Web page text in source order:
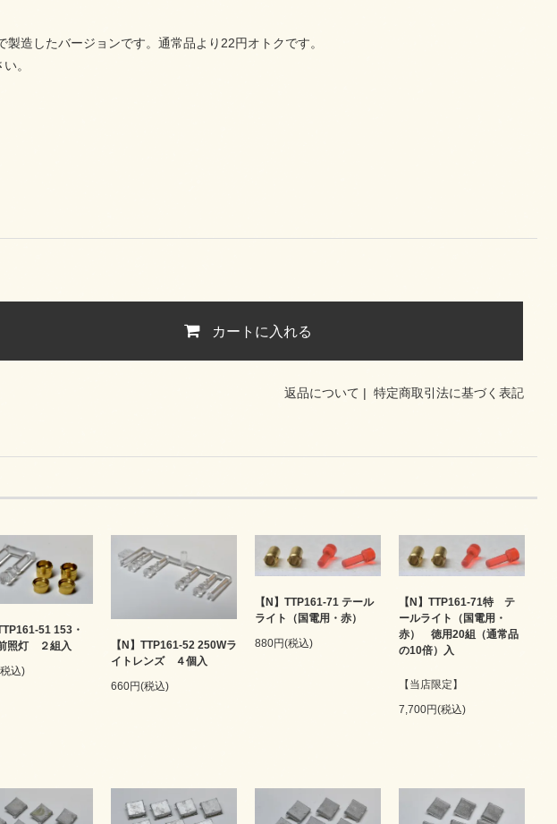
造したバージョンです。通常品より22円オトクです。
。
カートに入れる
返品について | 特定商取引法に基づく表記
51 153・
照灯 ２組入
込)
【N】TTP161-52 250Wラ
イトレンズ ４個入
660円(税込)
【N】TTP161-71 テール
ライト（国電用・赤）
880円(税込)
【N】TTP161-71特 テ
ールライト（国電用・
赤） 徳用20組（通常品
の10倍）入
【当店限定】
7,700円(税込)